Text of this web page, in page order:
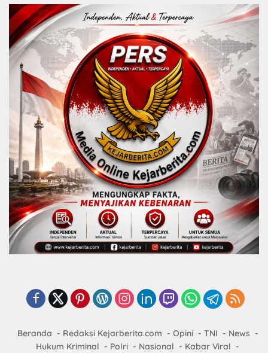
Beranda Redaksi Kejarberita.com Opini TNI
News
Hukum Kriminal
Polri Nasional Kabar Viral